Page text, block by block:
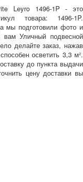
Leyro 1496-1P - это
товара: 1496-1P.
мы подготовили фото и
вам Уличный подвесной
делайте заказ, нажав
осветить 3,3 м².
до пункта выдачи
цену доставки вы